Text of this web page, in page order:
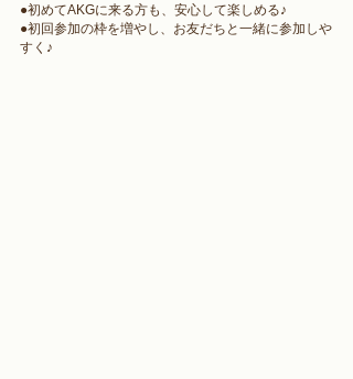
●初めてAKGに来る方も、安心して楽しめる♪
●初回参加の枠を増やし、お友だちと一緒に参加しや
すく♪